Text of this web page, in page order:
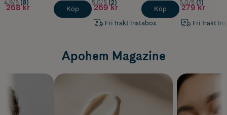
4.9/5 (8)
268 kr Köp
5.0/5 (2)
269 kr
Fri frakt Instabox
Köp
5.0/5 (1)
279 kr
Fri frakt
Apohem Magazine